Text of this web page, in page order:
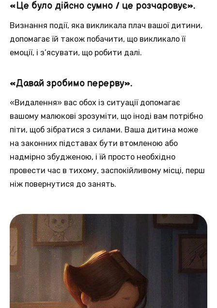
«Це було дійсно сумно / це розчаровує».
Визнання події, яка викликала плач вашої дитини,
допомагає їй також побачити, що викликало її
емоції, і з’ясувати, що робити далі.
«Давай зробимо перерву».
«Видалення» вас обох із ситуації допомагає
вашому малюкові зрозуміти, що іноді вам потрібно
піти, щоб зібратися з силами. Ваша дитина може
на законних підставах бути втомленою або
надмірно збудженою, і їй просто необхідно
провести час в тихому, заспокійливому місці, перш
ніж повернутися до занять.